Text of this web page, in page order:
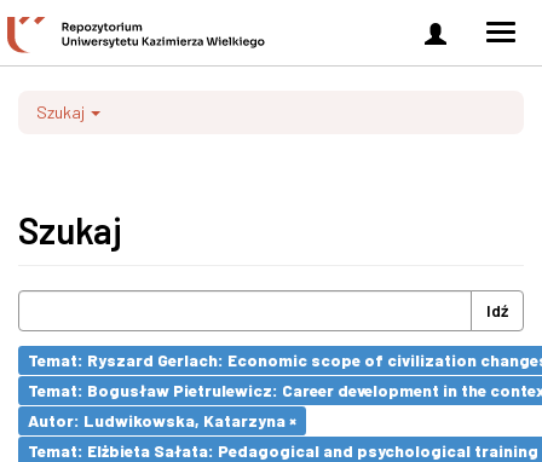
Zaloguj
się
Szukaj
Szukaj
Idź
Temat: Ryszard Gerlach: Economic scope of civilization
Temat: Bogusław Pietrulewicz: Career development in the
Autor: Ludwikowska, Katarzyna ×
Temat: Elżbieta Sałata: Pedagogical and psychological